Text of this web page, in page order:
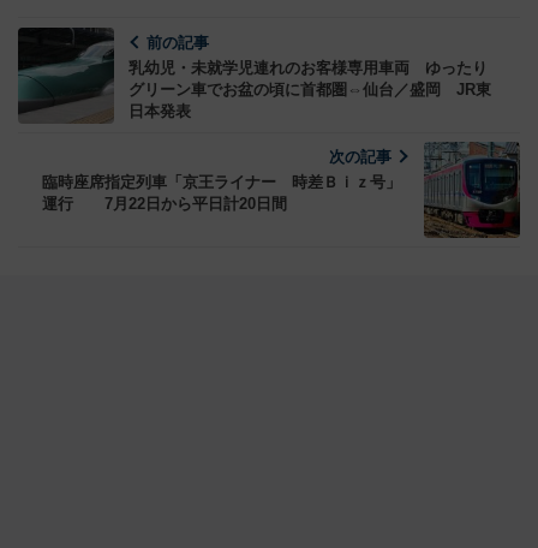
前の記事
乳幼児・未就学児連れのお客様専用車両 ゆったり
グリーン車でお盆の頃に首都圏⇔仙台／盛岡 JR東
日本発表
次の記事
臨時座席指定列車「京王ライナー 時差Ｂｉｚ号」
運行 7月22日から平日計20日間